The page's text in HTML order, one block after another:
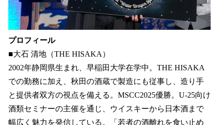
プロフィール
■大石 清地（THE HISAKA）
2002年静岡県生まれ、早稲田大学在学中。THE HISAKA
での勤務に加え、秋田の酒蔵で製造にも従事し、造り手
と提供者双方の視点を備える。MSCC2025優勝。U-25向け
酒類セミナーの主催を通じ、ウイスキーから日本酒まで
幅広く魅力を発信している。「若者の酒離れを食い止め